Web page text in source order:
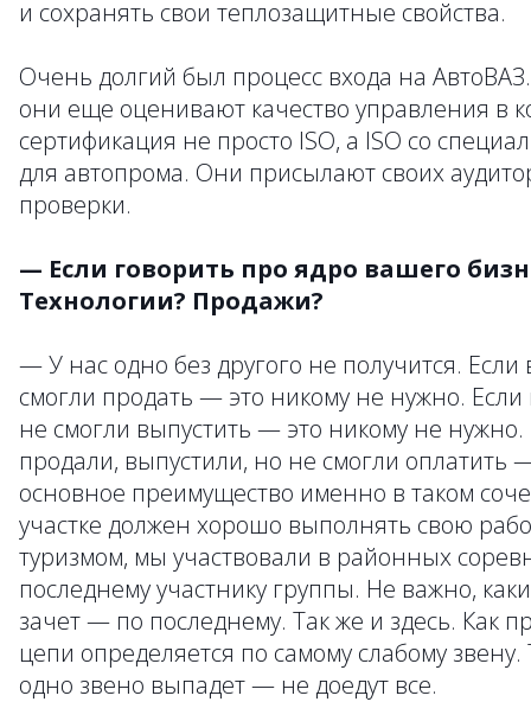
и сохранять свои теплозащитные свойства.
Очень долгий был процесс входа на
они еще оценивают качество управления в
сертификация не просто ISO, а ISO со
для автопрома. Они присылают своих
проверки.
— Если говорить про ядро вашего
Технологии? Продажи?
— У нас одно без другого не получится.
смогли продать — это никому не нужно.
не смогли выпустить — это никому не
продали, выпустили, но не смогли
основное преимущество именно в таком
участке должен хорошо выполнять свою
туризмом, мы участвовали в районных
последнему участнику группы. Не важно,
зачет — по последнему. Так же и здесь. Как
цепи определяется по самому слабому
одно звено выпадет — не доедут все.